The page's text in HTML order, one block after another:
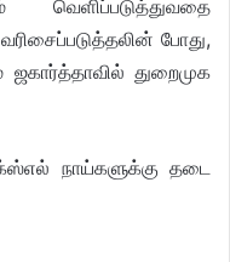
வெளிப்படுத்துவதை
போது,
துறைமுக
நாய்களுக்கு தடை